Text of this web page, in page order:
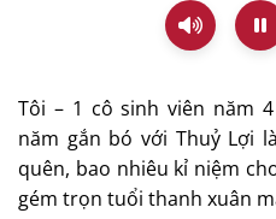
Tôi – 1 cô sinh viên năm
năm gắn bó với Thuỷ Lợi
quên, bao nhiêu kỉ niệm
gém trọn tuổi thanh xuân